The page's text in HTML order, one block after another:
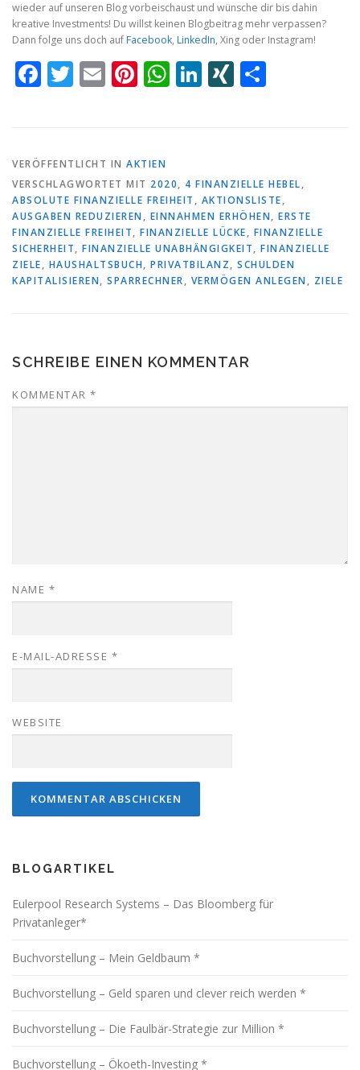
wieder auf unseren Blog vorbeischaust und wünsche dir bis dahin
kreative Investments! Du willst keinen Blogbeitrag mehr verpassen?
Dann folge uns doch aufFacebook, LinkedIn, Xing oder Instagram!
Facebook
Twitter
EmailPinterest
WhatsApp
LinkedIn
XING
VERÖFFENTLICHT IN AKTIEN
VERSCHLAGWORTET MIT 2020, 4 FINANZIELLE HEBEL,
ABSOLUTE FINANZIELLE FREIHEIT , AKTIONSLISTE,
AUSGABEN REDUZIEREN, EINNAHMEN ERHÖHEN, ERSTE
FINANZIELLE FREIHEIT, FINANZIELLE LÜCKE, FINANZIELLE
SICHERHEIT, FINANZIELLE UNABHÄNGIGKEIT, FINANZIELLE
ZIELE, HAUSHALTSBUCH, PRIVATBILANZ, SCHULDEN
KAPITALISIEREN, SPARRECHNER, VERMÖGEN ANLEGEN, ZIELE
SCHREIBE EINEN KOMMENTAR
KOMMENTAR *
NAME *
E-MAIL-ADRESSE *
WEBSITE
BLOGARTIKEL
Eulerpool Research Systems – Das Bloomberg für
Privatanleger*
Buchvorstellung – Mein Geldbaum *
Buchvorstellung – Geld sparen und clever reich werden *
Buchvorstellung – Die Faulbär-Strategie zur Million *
Buchvorstellung – Ökoeth-Investing *